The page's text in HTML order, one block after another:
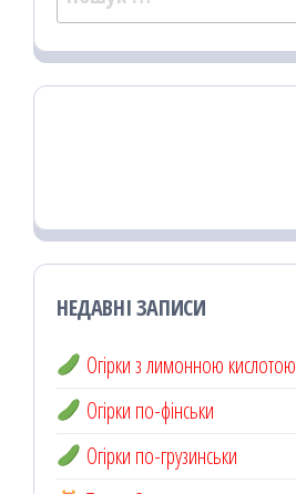
НЕДАВНІ ЗАПИСИ
Огірки з лимонною кислотою
Огірки по-фінськи
Огірки по-грузинськи